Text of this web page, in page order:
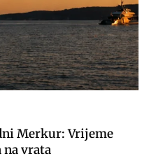
Merkur: Vrijeme
na vrata